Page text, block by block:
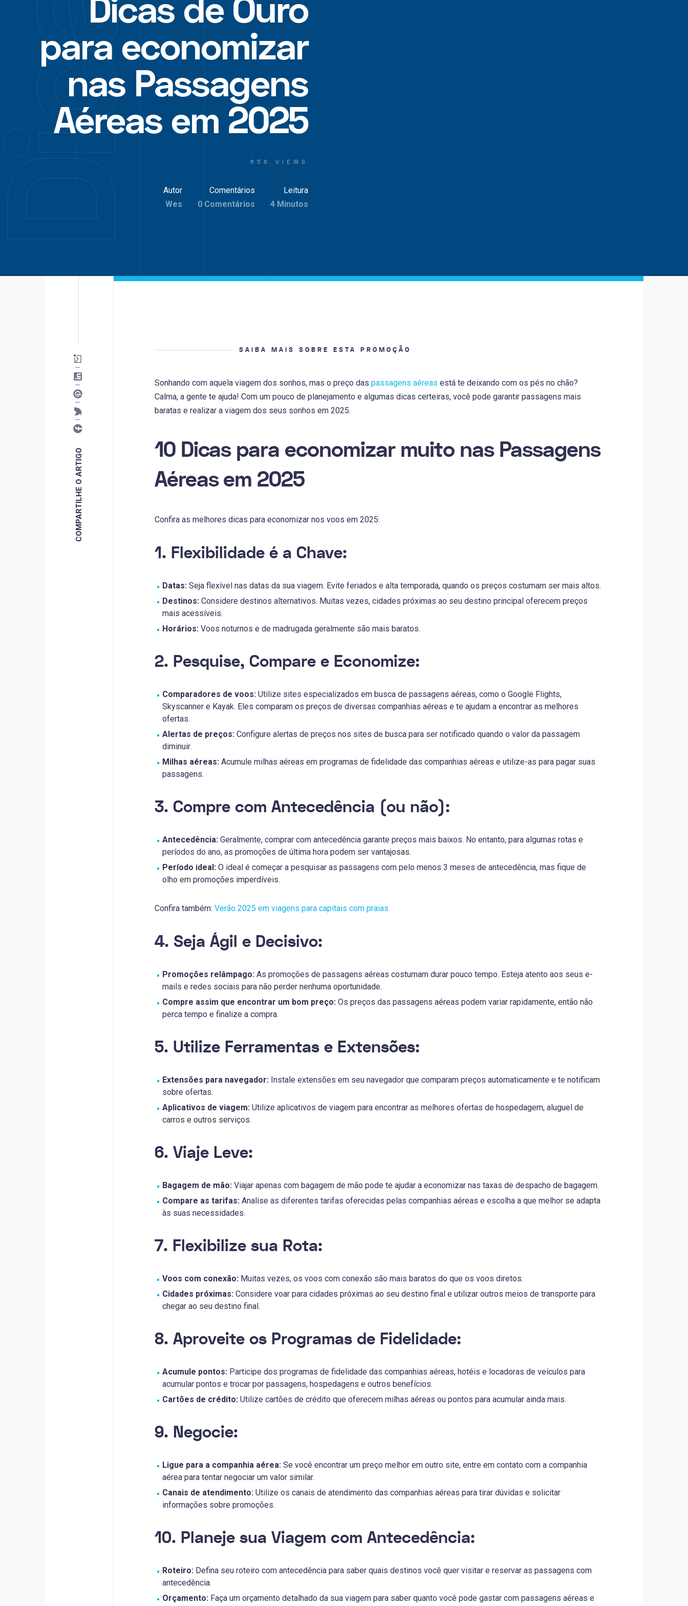
Dicas de Ouro
para economizar
nas Passagens
Aéreas em 2025
656 VIEWS
Autor
Wes
Comentários
0 Comentários
Leitura
4 Minutos
COMPARTILHE O ARTIGO
SAIBA MAIS SOBRE ESTA PROMOÇÃO
Sonhando com aquela viagem dos sonhos, mas o preço das passagens aéreas está te deixando com os pés no chão?
Calma, a gente te ajuda! Com um pouco de planejamento e algumas dicas certeiras, você pode garantir passagens mais
baratas e realizar a viagem dos seus sonhos em 2025.
10 Dicas para economizar muito nas Passagens
Aéreas em 2025
Confira as melhores dicas para economizar nos voos em 2025:
1. Flexibilidade é a Chave:
Datas: Seja flexível nas datas da sua viagem. Evite feriados e alta temporada, quando os preços costumam ser mais altos.
Destinos: Considere destinos alternativos. Muitas vezes, cidades próximas ao seu destino principal oferecem preços
mais acessíveis.
Horários: Voos noturnos e de madrugada geralmente são mais baratos.
2. Pesquise, Compare e Economize:
Comparadores de voos: Utilize sites especializados em busca de passagens aéreas, como o Google Flights,
Skyscanner e Kayak. Eles comparam os preços de diversas companhias aéreas e te ajudam a encontrar as melhores
ofertas.
Alertas de preços: Configure alertas de preços nos sites de busca para ser notificado quando o valor da passagem
diminuir.
Milhas aéreas: Acumule milhas aéreas em programas de fidelidade das companhias aéreas e utilize-as para pagar suas
passagens.
3. Compre com Antecedência (ou não):
Antecedência: Geralmente, comprar com antecedência garante preços mais baixos. No entanto, para algumas rotas e
períodos do ano, as promoções de última hora podem ser vantajosas.
Período ideal: O ideal é começar a pesquisar as passagens com pelo menos 3 meses de antecedência, mas fique de
olho em promoções imperdíveis.
Confira também: Verão 2025 em viagens para capitais com praias.
4. Seja Ágil e Decisivo:
Promoções relâmpago: As promoções de passagens aéreas costumam durar pouco tempo. Esteja atento aos seus e-
mails e redes sociais para não perder nenhuma oportunidade.
Compre assim que encontrar um bom preço: Os preços das passagens aéreas podem variar rapidamente, então não
perca tempo e finalize a compra.
5. Utilize Ferramentas e Extensões:
Extensões para navegador: Instale extensões em seu navegador que comparam preços automaticamente e te notificam
sobre ofertas.
Aplicativos de viagem: Utilize aplicativos de viagem para encontrar as melhores ofertas de hospedagem, aluguel de
carros e outros serviços.
6. Viaje Leve:
Bagagem de mão: Viajar apenas com bagagem de mão pode te ajudar a economizar nas taxas de despacho de bagagem.
Compare as tarifas: Analise as diferentes tarifas oferecidas pelas companhias aéreas e escolha a que melhor se adapta
às suas necessidades.
7. Flexibilize sua Rota:
Voos com conexão: Muitas vezes, os voos com conexão são mais baratos do que os voos diretos.
Cidades próximas: Considere voar para cidades próximas ao seu destino final e utilizar outros meios de transporte para
chegar ao seu destino final.
8. Aproveite os Programas de Fidelidade:
Acumule pontos: Participe dos programas de fidelidade das companhias aéreas, hotéis e locadoras de veículos para
acumular pontos e trocar por passagens, hospedagens e outros benefícios.
Cartões de crédito: Utilize cartões de crédito que oferecem milhas aéreas ou pontos para acumular ainda mais.
9. Negocie:
Ligue para a companhia aérea: Se você encontrar um preço melhor em outro site, entre em contato com a companhia
aérea para tentar negociar um valor similar.
Canais de atendimento: Utilize os canais de atendimento das companhias aéreas para tirar dúvidas e solicitar
informações sobre promoções.
10. Planeje sua Viagem com Antecedência:
Roteiro: Defina seu roteiro com antecedência para saber quais destinos você quer visitar e reservar as passagens com
antecedência.
Orçamento: Faça um orçamento detalhado da sua viagem para saber quanto você pode gastar com passagens aéreas e